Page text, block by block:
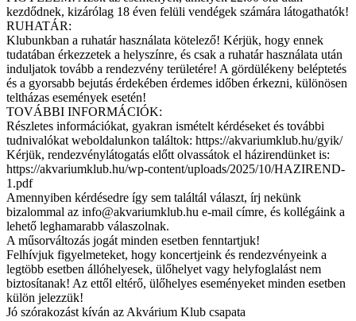
kezdődnek, kizárólag 18 éven felüli vendégek számára látogathatók!
RUHATÁR:
Klubunkban a ruhatár használata kötelező! Kérjük, hogy ennek
tudatában érkezzetek a helyszínre, és csak a ruhatár használata után
induljatok tovább a rendezvény területére! A gördülékeny beléptetés
és a gyorsabb bejutás érdekében érdemes időben érkezni, különösen
teltházas események esetén!
TOVÁBBI INFORMÁCIÓK:
Részletes információkat, gyakran ismételt kérdéseket és további
tudnivalókat weboldalunkon találtok: https://akvariumklub.hu/gyik/
Kérjük, rendezvénylátogatás előtt olvassátok el házirendünket is:
https://akvariumklub.hu/wp-content/uploads/2025/10/HAZIREND-
1.pdf
Amennyiben kérdésedre így sem találtál választ, írj nekünk
bizalommal az info@akvariumklub.hu e-mail címre, és kollégáink a
lehető leghamarabb válaszolnak.
A műsorváltozás jogát minden esetben fenntartjuk!
Felhívjuk figyelmeteket, hogy koncertjeink és rendezvényeink a
legtöbb esetben állóhelyesek, ülőhelyet vagy helyfoglalást nem
biztosítanak! Az ettől eltérő, ülőhelyes eseményeket minden esetben
külön jelezzük!
Jó szórakozást kíván az Akvárium Klub csapata